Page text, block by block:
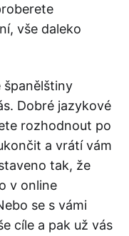
vše daleko
španělštiny
Dobré jazykové
rozhodnout po
a vrátí vám
tak, že
v online
se s vámi
cíle a pak už vás